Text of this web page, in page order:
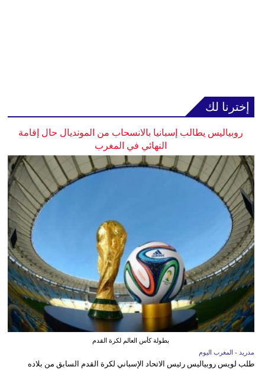
إخترنا لك
روبياليس يطالب إسبانيا بالانسحاب من المونديال حال إقامة
النهائي في المغرب
بطولة كأس العالم لكرة القدم
مدريد - المغرب اليوم
طلب لويس روبياليس رئيس الاتحاد الإسباني لكرة القدم السابق من بلاده